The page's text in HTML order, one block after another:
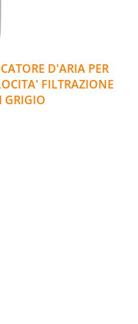
D'ARIA PER
FILTRAZIONE
GRIGIO